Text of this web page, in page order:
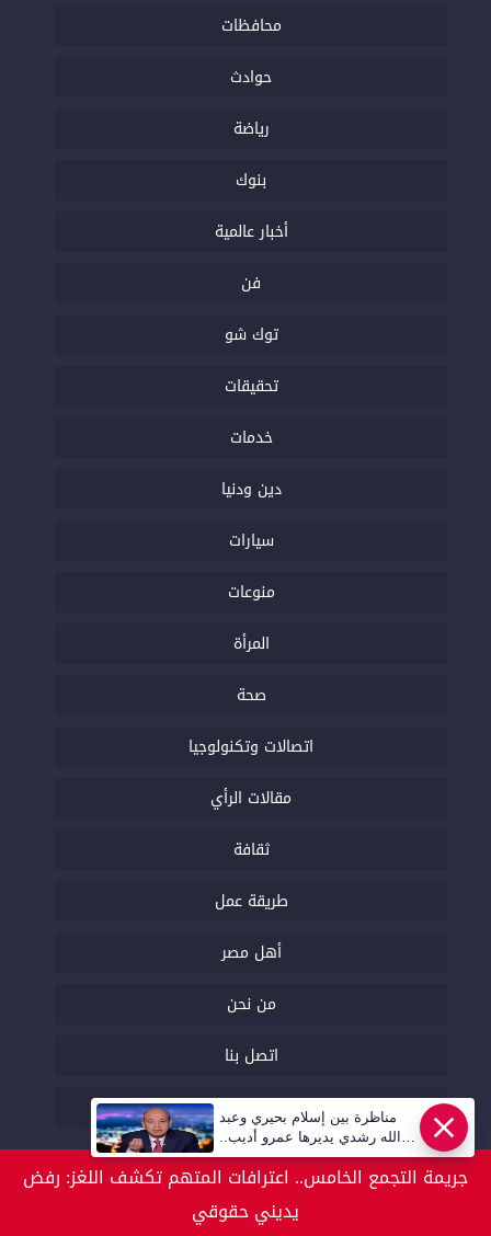
محافظات
حوادث
رياضة
بنوك
أخبار عالمية
فن
توك شو
تحقيقات
خدمات
دين ودنيا
سيارات
منوعات
المرأة
صحة
اتصالات وتكنولوجيا
مقالات الرأي
ثقافة
طريقة عمل
أهل مصر
من نحن
اتصل بنا
السياسة التحريرية
عاجل
جريمة التجمع الخامس.. اعترافات المتهم تكشف اللغز: رفض
يديني حقوقي
مناظرة بين إسلام بحيري وعبد
الله رشدي يديرها عمرو أديب..
قريبا | أهل مصر